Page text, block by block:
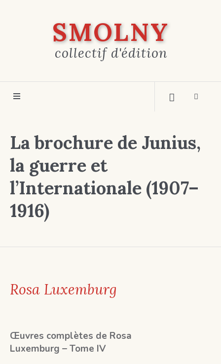
SMOLNY
collectif d'édition
La brochure de Junius,
la guerre et
l’Internationale (1907–
1916)
Rosa Luxemburg
Œuvres complètes de Rosa
Luxemburg – Tome IV